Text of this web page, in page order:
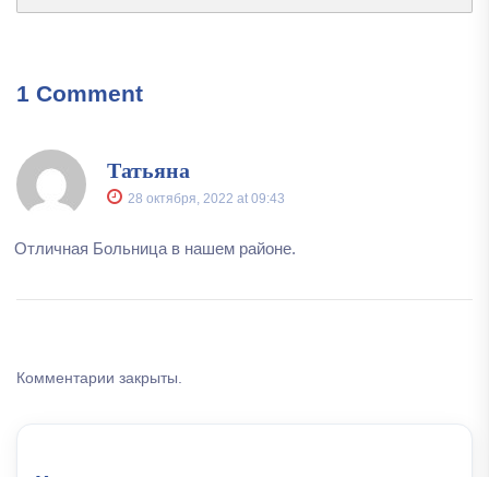
1 Comment
Татьяна
28 октября, 2022 at 09:43
Отличная Больница в нашем районе.
Комментарии закрыты.